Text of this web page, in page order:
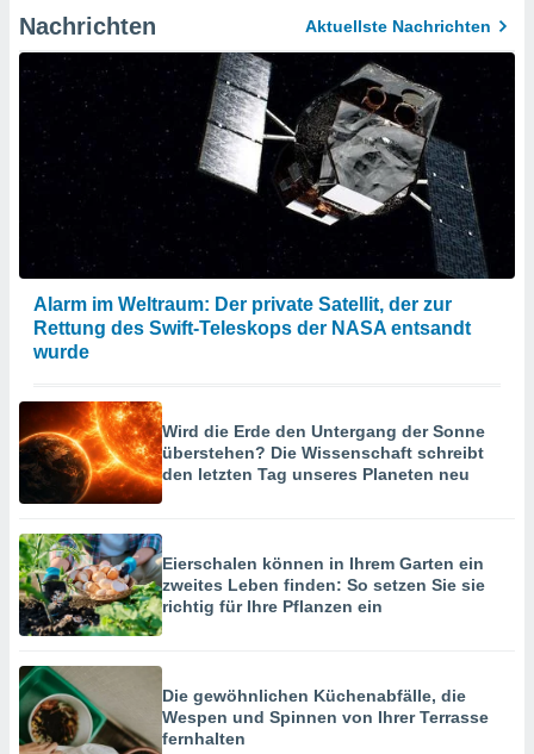
Nachrichten Aktuellste Nachrichten
Alarm im Weltraum: Der private Satellit, der zur
Rettung des Swift-Teleskops der NASA entsandt
wurde
Wird die Erde den Untergang der Sonne
überstehen? Die Wissenschaft schreibt
den letzten Tag unseres Planeten neu
Eierschalen können in Ihrem Garten ein
zweites Leben finden: So setzen Sie sie
richtig für Ihre Pflanzen ein
Die gewöhnlichen Küchenabfälle, die
Wespen und Spinnen von Ihrer Terrasse
fernhalten